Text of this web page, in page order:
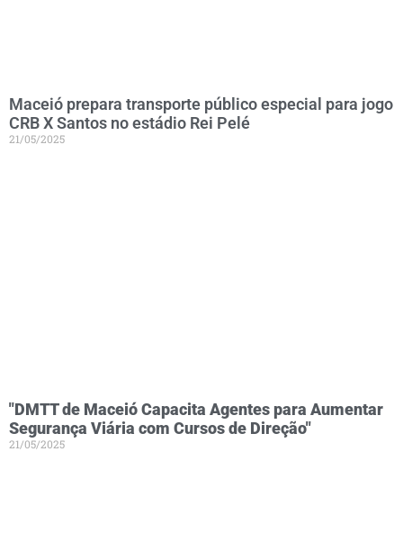
Maceió prepara transporte público especial para jogo
CRB X Santos no estádio Rei Pelé
21/05/2025
"DMTT de Maceió Capacita Agentes para Aumentar
Segurança Viária com Cursos de Direção"
21/05/2025